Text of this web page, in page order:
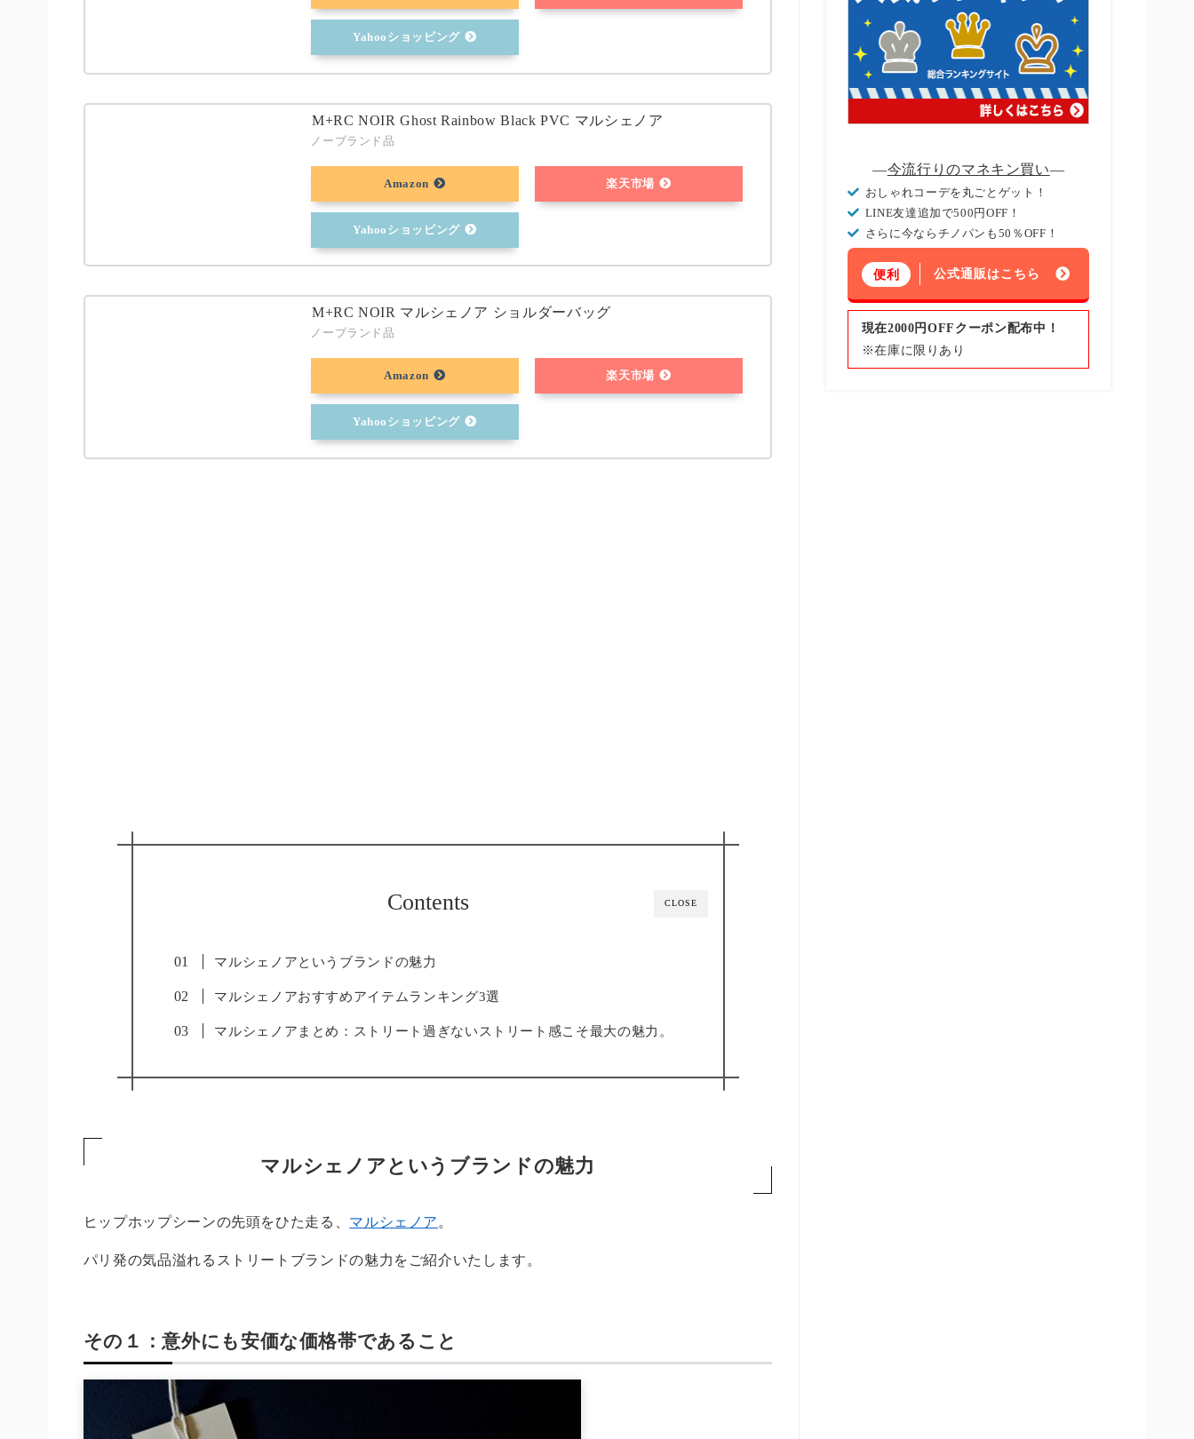
Yahooショッピング
M+RC NOIR Ghost Rainbow Black PVC マルシェノア
ノーブランド品
Amazon 楽天市場
Yahooショッピング
M+RC NOIR マルシェノア ショルダーバッグ
ノーブランド品
Amazon 楽天市場
Yahooショッピング
CLOSE
Contents
マルシェノアというブランドの魅力
マルシェノアおすすめアイテムランキング3選
マルシェノアまとめ：ストリート過ぎないストリート感こそ最大の魅力。
マルシェノアというブランドの魅力
ヒップホップシーンの先頭をひた走る、 マルシェノア 。
パリ発の気品溢れるストリートブランドの魅力をご紹介いたします。
その１：意外にも安価な価格帯であること
―今流行りのマネキン買い―
おしゃれコーデを丸ごとゲット！
LINE友達追加で500円OFF！
さらに今ならチノパンも50％OFF！
便利 公式通販はこちら
現在2000円OFFクーポン配布中！
※在庫に限りあり